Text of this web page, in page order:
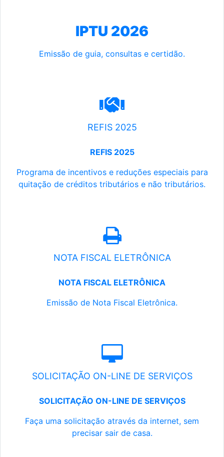
IPTU 2026
Emissão de guia, consultas e certidão.
REFIS 2025
REFIS 2025
Programa de incentivos e reduções especiais para
quitação de créditos tributários e não tributários.
NOTA FISCAL ELETRÔNICA
NOTA FISCAL ELETRÔNICA
Emissão de Nota Fiscal Eletrônica.
SOLICITAÇÃO ON-LINE DE SERVIÇOS
SOLICITAÇÃO ON-LINE DE SERVIÇOS
Faça uma solicitação através da internet, sem
precisar sair de casa.